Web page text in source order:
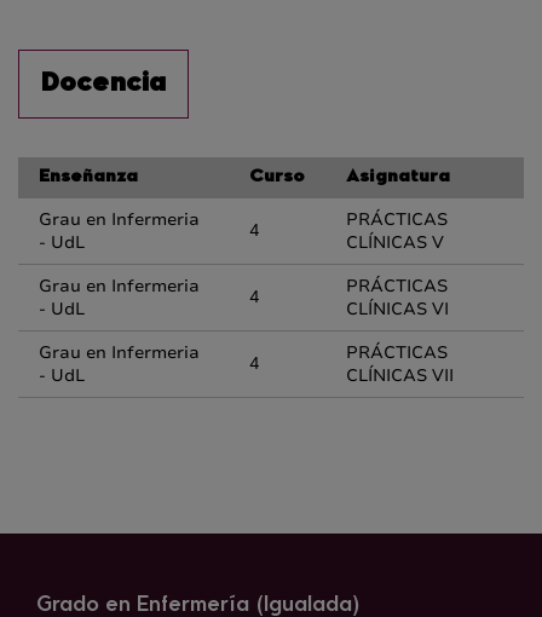
Docencia
Enseñanza Curso Asignatura
Grau en Infermeria
- UdL
4
PRÁCTICAS
CLÍNICAS V
Grau en Infermeria
- UdL
4
PRÁCTICAS
CLÍNICAS VI
Grau en Infermeria
- UdL
4
PRÁCTICAS
CLÍNICAS VII
Grado en Enfermería (Igualada)